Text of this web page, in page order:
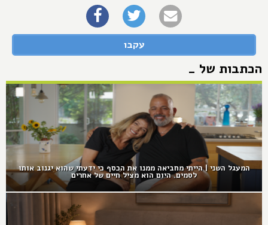
עקבו
הכתבות של _
המעגל השני | הייתי מחביאה ממנו את הכסף כי ידעתי שהוא יגנוב אותו
לסמים. היום הוא מציל חיים של אחרים